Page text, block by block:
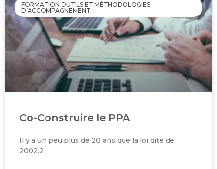
FORMATION OUTILS ET MÉTHODOLOGIES
D’ACCOMPAGNEMENT
Co-Construire le PPA
Il y a un peu plus de 20 ans que la loi dite de
2002.2